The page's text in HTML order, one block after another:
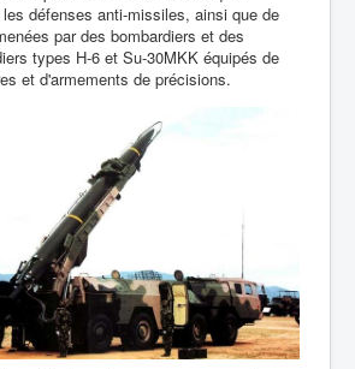
défenses anti-missiles, ainsi que de
par des bombardiers et des
types H-6 et Su-30MKK équipés de
et d'armements de précisions.